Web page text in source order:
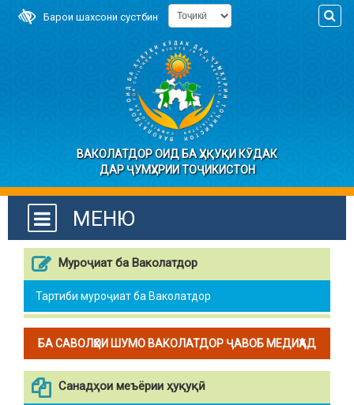
Барои шахсони сустбин
ВАКОЛАТДОР ОИД БА ҲУҚУҚИ КӮДАК
ДАР ҶУМҲУРИИ ТОҶИКИСТОН
МЕНЮ
Муроҷиат ба Ваколатдор
Тартиби муроҷиат ба Ваколатдор
БА САВОЛҲОИ ШУМО ВАКОЛАТДОР ҶАВОБ МЕДИҲАД
Санадҳои меъёрии ҳуқуқӣ